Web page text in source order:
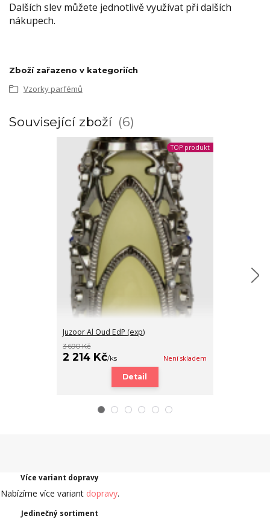
Dalších slev můžete jednotlivě využívat při dalších
nákupech.
Zboží zařazeno v kategoriích
Vzorky parfémů
Související zboží 6
TOP produkt
Juzoor Al Oud EdP (exp)
3 690 Kč
2 214 Kč/ks Není skladem
Detail
Více variant dopravy
Nabízíme více variant dopravy.
Jedinečný sortiment